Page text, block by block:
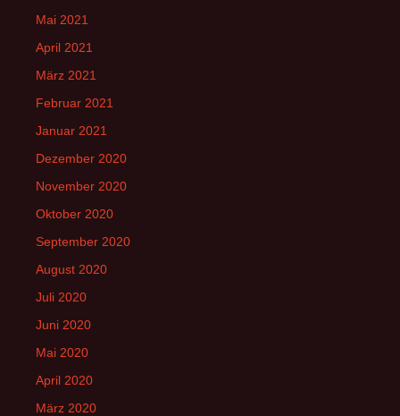
Mai 2021
April 2021
März 2021
Februar 2021
Januar 2021
Dezember 2020
November 2020
Oktober 2020
September 2020
August 2020
Juli 2020
Juni 2020
Mai 2020
April 2020
März 2020